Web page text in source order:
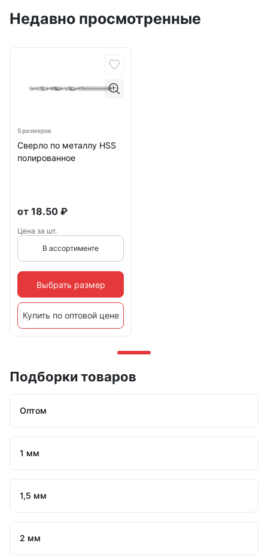
Недавно просмотренные
5 размеров
Сверло по металлу HSS
полированное
от 18.50 ₽
Цена за шт.
В ассортименте
Выбрать размер
Купить по оптовой цене
Подборки товаров
Оптом
1 мм
1,5 мм
2 мм